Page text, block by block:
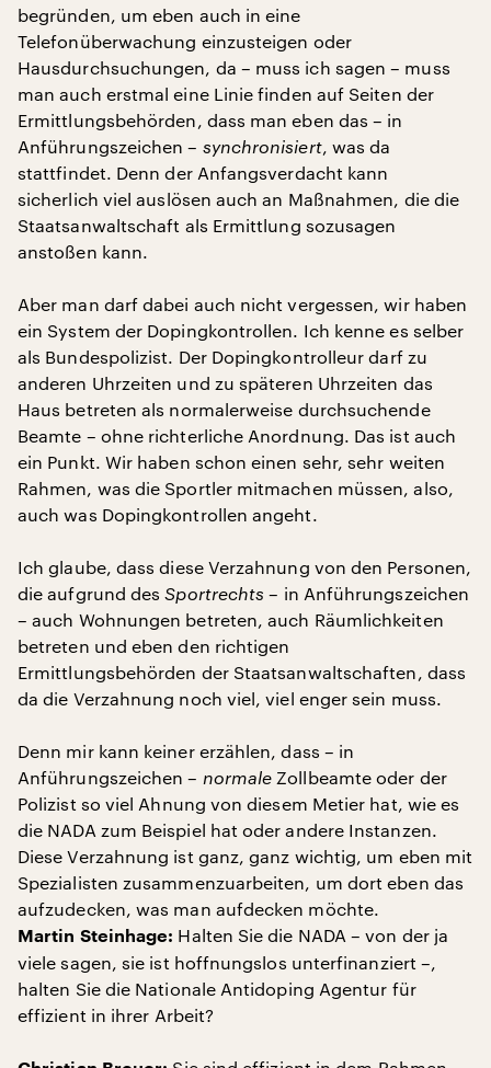
begründen, um eben auch in eine
Telefonüberwachung einzusteigen oder
Hausdurchsuchungen, da – muss ich sagen – muss
man auch erstmal eine Linie finden auf Seiten der
Ermittlungsbehörden, dass man eben das – in
Anführungszeichen – synchronisiert, was da
stattfindet. Denn der Anfangsverdacht kann
sicherlich viel auslösen auch an Maßnahmen, die die
Staatsanwaltschaft als Ermittlung sozusagen
anstoßen kann.
Aber man darf dabei auch nicht vergessen, wir haben
ein System der Dopingkontrollen. Ich kenne es selber
als Bundespolizist. Der Dopingkontrolleur darf zu
anderen Uhrzeiten und zu späteren Uhrzeiten das
Haus betreten als normalerweise durchsuchende
Beamte – ohne richterliche Anordnung. Das ist auch
ein Punkt. Wir haben schon einen sehr, sehr weiten
Rahmen, was die Sportler mitmachen müssen, also,
auch was Dopingkontrollen angeht.
Ich glaube, dass diese Verzahnung von den Personen,
die aufgrund desSportrechts – in Anführungszeichen
– auch Wohnungen betreten, auch Räumlichkeiten
betreten und eben den richtigen
Ermittlungsbehörden der Staatsanwaltschaften, dass
da die Verzahnung noch viel, viel enger sein muss.
Denn mir kann keiner erzählen, dass – in
Anführungszeichen – normale Zollbeamte oder der
Polizist so viel Ahnung von diesem Metier hat, wie es
die NADA zum Beispiel hat oder andere Instanzen.
Diese Verzahnung ist ganz, ganz wichtig, um eben mit
Spezialisten zusammenzuarbeiten, um dort eben das
aufzudecken, was man aufdecken möchte.
Martin Steinhage: Halten Sie die NADA – von der ja
viele sagen, sie ist hoffnungslos unterfinanziert –,
halten Sie die Nationale Antidoping Agentur für
effizient in ihrer Arbeit?